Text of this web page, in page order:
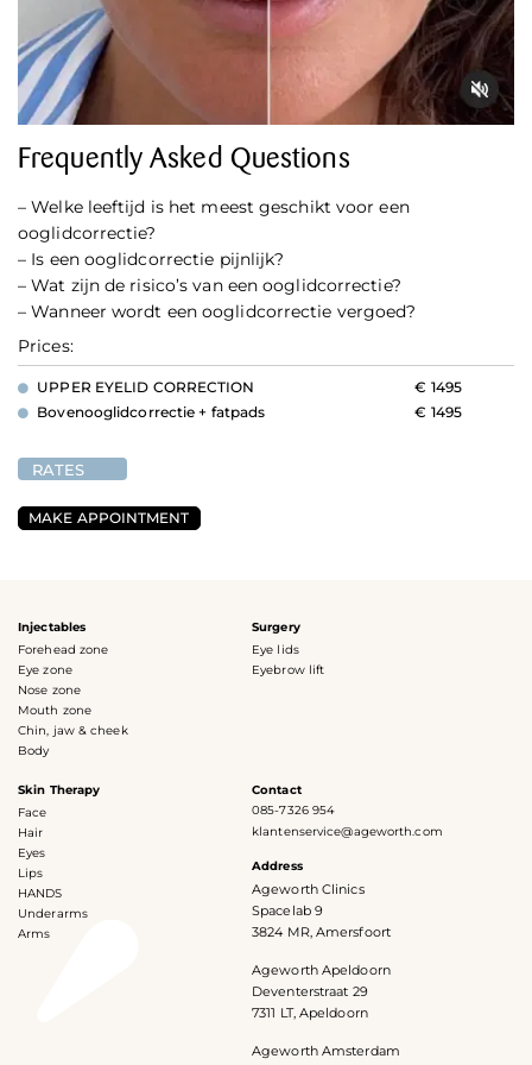
Frequently Asked Questions
– Welke leeftijd is het meest geschikt voor een
ooglidcorrectie?
– Is een ooglidcorrectie pijnlijk?
– Wat zijn de risico’s van een ooglidcorrectie?
– Wanneer wordt een ooglidcorrectie vergoed?
Prices:
UPPER EYELID CORRECTION
€ 1495
Bovenooglidcorrectie + fatpads
€ 1495
RATES
MAKE APPOINTMENT
Injectables
Forehead zone
Eye zone
Nose zone
Mouth zone
Chin, jaw & cheek
Body
Surgery
Eye lids
Eyebrow lift
Skin Therapy
Face
Hair
Eyes
Lips
HANDS
Underarms
Arms
Contact
085-7326 954
klantenservice@ageworth.com
Address
Ageworth Clinics
Spacelab 9
3824 MR, Amersfoort
Ageworth Apeldoorn
Deventerstraat 29
7311 LT, Apeldoorn
Ageworth Amsterdam